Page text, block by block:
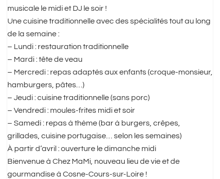
musicale le midi et DJ le soir !
Une cuisine traditionnelle avec des spécialités tout au long
de la semaine :
– Lundi : restauration traditionnelle
– Mardi : tête de veau
– Mercredi : repas adaptés aux enfants (croque-monsieur,
hamburgers, pâtes…)
– Jeudi : cuisine traditionnelle (sans porc)
– Vendredi : moules-frites midi et soir
– Samedi : repas à thème (bar à burgers, crêpes,
grillades, cuisine portugaise… selon les semaines)
À partir d’avril : ouverture le dimanche midi
Bienvenue à Chez MaMi, nouveau lieu de vie et de
gourmandise à Cosne-Cours-sur-Loire !